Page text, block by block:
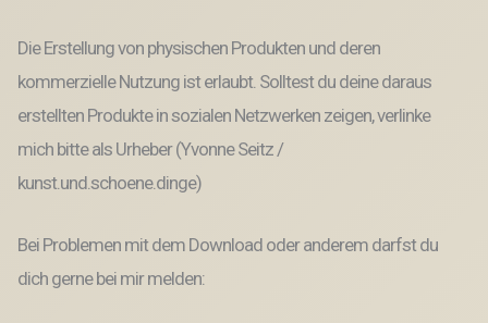
Die Erstellung von physischen Produkten und deren
kommerzielle Nutzung ist erlaubt. Solltest du deine daraus
erstellten Produkte in sozialen Netzwerken zeigen, verlinke
mich bitte als Urheber (Yvonne Seitz /
kunst.und.schoene.dinge)
Bei Problemen mit dem Download oder anderem darfst du
dich gerne bei mir melden: